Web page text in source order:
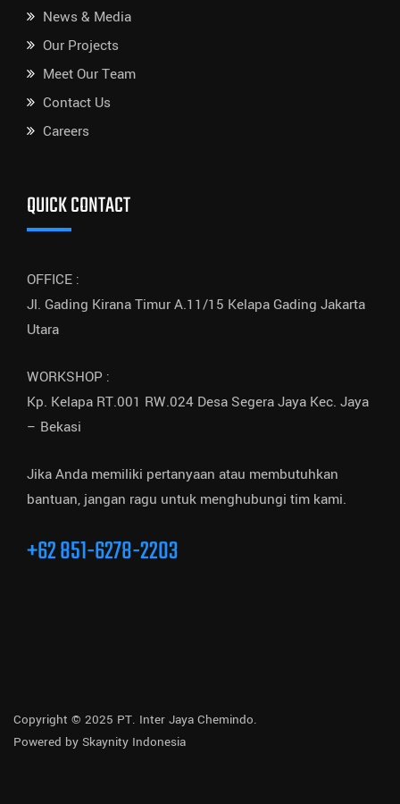
News & Media
Our Projects
Meet Our Team
Contact Us
Careers
QUICK CONTACT
OFFICE :
Jl. Gading Kirana Timur A.11/15 Kelapa Gading Jakarta
Utara
WORKSHOP :
Kp. Kelapa RT.001 RW.024 Desa Segera Jaya Kec. Jaya
– Bekasi
Jika Anda memiliki pertanyaan atau membutuhkan
bantuan, jangan ragu untuk menghubungi tim kami.
+62 851-6278-2203
Copyright © 2025 PT. Inter Jaya Chemindo.
Powered by Skaynity Indonesia